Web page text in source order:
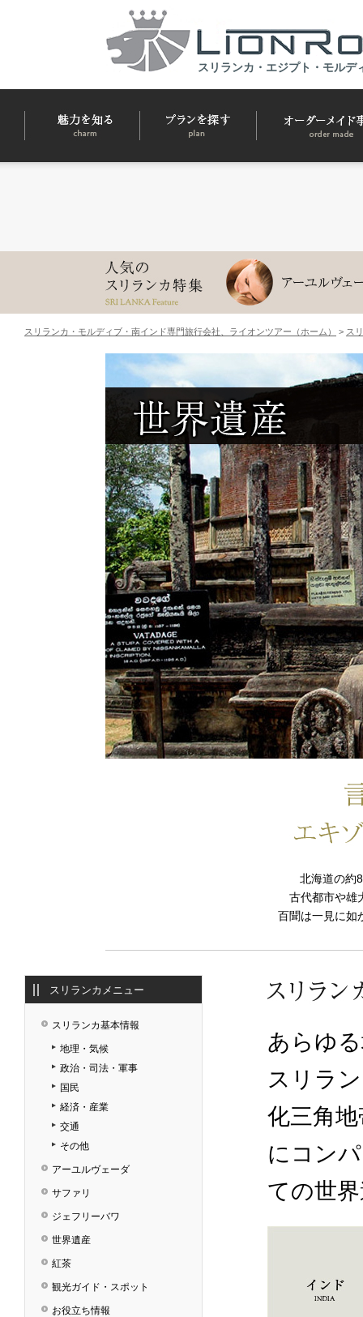
スリランカ・エジプト・モル
スリランカ・モルディブ・南インド専門旅行会社、ライオンツアー（ホーム） > ス
北海道の約
古代都市や雄
百聞は一見に如
あらゆ
スリラ
化三角
にコン
ての世
スリランカメニュー
スリランカ基本情報
地理・気候
政治・司法・軍事
国民
経済・産業
交通
その他
アーユルヴェーダ
サファリ
ジェフリーバワ
世界遺産
紅茶
観光ガイド・スポット
お役立ち情報